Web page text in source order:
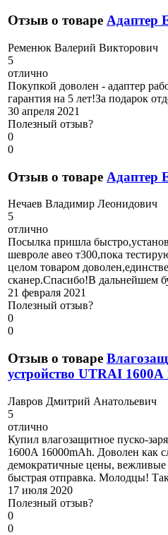
Отзыв о товаре Адаптер
Ременюк Валерий Викторович
5
отлично
Покупкой доволен - адаптер
гарантия на 5 лет!За подарок
30 апреля 2021
Полезный отзыв?
0
0
Отзыв о товаре Адаптер
Нечаев Владимир Леонидович
5
отлично
Посылка пришла
шевроле авео т300,пока
целом товаром
сканер.Спасибо!В дальнейшем
21 февраля 2021
Полезный отзыв?
0
0
Отзыв о товаре
устройство UTRAI 1600A
Лавров Дмитрий Анатольевич
5
отлично
Купил влагозащитное пуско-
1600A 16000mAh. Доволен как
демократичные цены, вежливые
быстрая отправка. Молодцы!
17 июля 2020
Полезный отзыв?
0
0